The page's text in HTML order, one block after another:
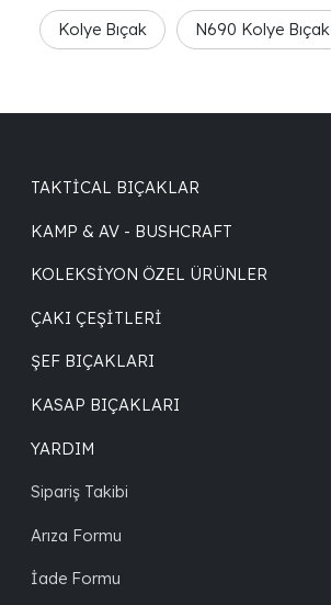
Kolye Bıçak N690 Kolye Bıçak
TAKTICAL BIÇAKLAR
KAMP & AV - BUSHCRAFT
KOLEKSIYON ÖZEL ÜRÜNLER
ÇAKI ÇEŞITLERI
ŞEF BIÇAKLARI
KASAP BIÇAKLARI
YARDIM
Sipariş Takibi
Arıza Formu
İade Formu